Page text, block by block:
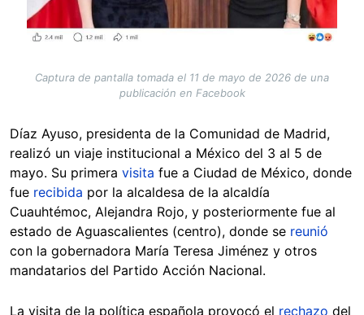
Captura de pantalla tomada el 11 de mayo de 2026 de una
publicación en Facebook
Díaz Ayuso, presidenta de la Comunidad de Madrid,
realizó un viaje institucional a México del 3 al 5 de
mayo. Su primera visita fue a Ciudad de México, donde
fue recibida por la alcaldesa de la alcaldía
Cuauhtémoc, Alejandra Rojo, y posteriormente fue al
estado de Aguascalientes (centro), donde se reunió
con la gobernadora María Teresa Jiménez y otros
mandatarios del Partido Acción Nacional.
La visita de la política española provocó el rechazo del